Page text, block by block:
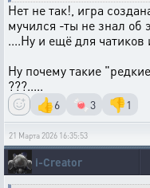
Нет не так!, игра
мучился -ты не знал об
....Ну и ещё для чатиков
Ну почему такие
???.....
👍6 🍬3 👎1
21 Марта 2026 16:35:53
i-Creator